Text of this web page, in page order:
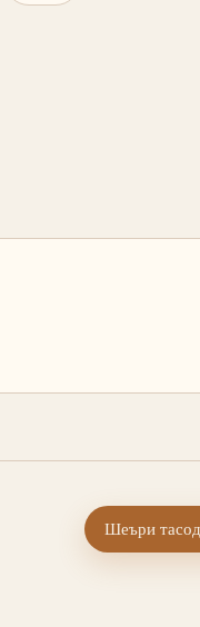
Шеъри